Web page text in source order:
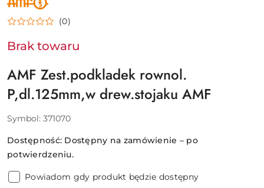
PRODUCENTA:
AMF
(0)
Brak towaru
AMF Zest.podkladek rownol.
P,dl.125mm,w drew.stojaku AMF
Symbol: 371070
Dostępność: Dostępny na zamówienie – po
potwierdzeniu.
Powiadom gdy produkt będzie dostępny